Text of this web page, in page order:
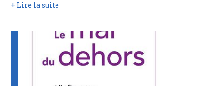
+ Lire la suite